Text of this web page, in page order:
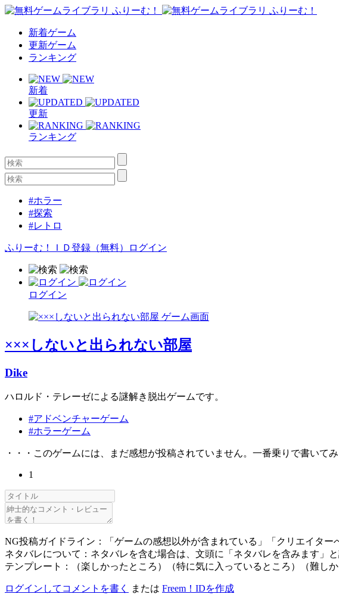
新着ゲーム
更新ゲーム
ランキング
新着
更新
ランキング
#ホラー
#探索
#レトロ
ふりーむ！ＩＤ登録（無料） ログイン
ログイン
×××しないと出られない部屋
Dike
ハロルド・テレーゼによる謎解き脱出ゲームです。
#アドベンチャーゲーム
#ホラーゲーム
・・・このゲームには、まだ感想が投稿されていません。一番乗りで書いて
1
NG投稿ガイドライン：「ゲームの感想以外が含まれている」「クリエイター
ネタバレについて：ネタバレを含む場合は、文頭に「ネタバレを含みます」と
テンプレート：（楽しかったところ）（特に気に入っているところ）（難し
ログインしてコメントを書く または Freem！IDを作成